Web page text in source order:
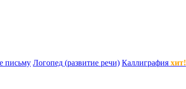
письму Логопед (развитие речи) Каллиграфия хит!